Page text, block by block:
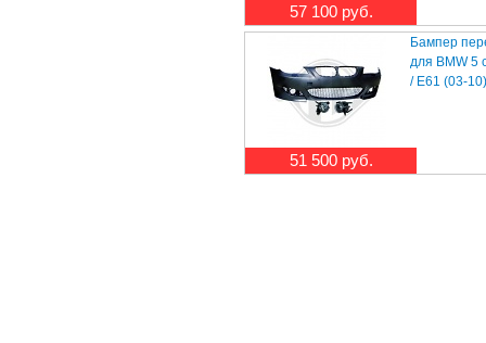
57 100 руб.
51 500 руб.
Бампер
для BMW 5
/ E61 (03-